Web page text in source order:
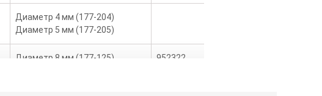
Диаметр 4 мм (177-204)
Диаметр 5 мм (177-205)
Диаметр 8 мм (177-125)
952322